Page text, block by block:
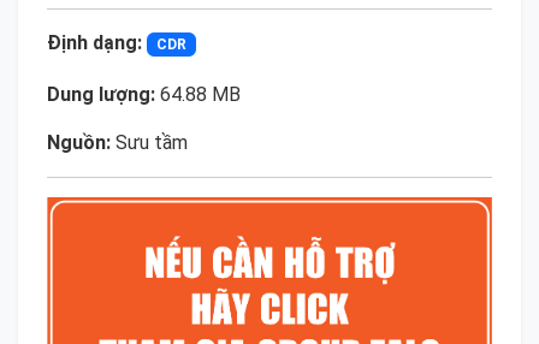
Định dạng: CDR
Dung lượng: 64.88 MB
Nguồn: Sưu tầm